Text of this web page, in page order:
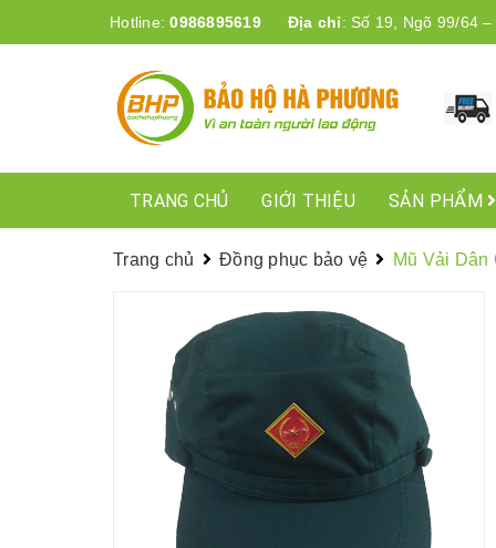
Hotline:0986895619 Địa chỉ: Số 19, Ngõ 99/64
TRANG CHỦ GIỚI THIỆU SẢN PHẨM
Trang chủ Đồng phục bảo vệ Mũ Vải Dân